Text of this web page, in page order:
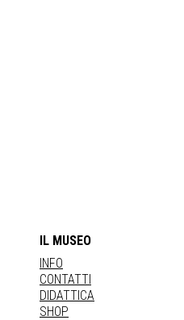
IL MUSEO
INFO
CONTATTI
DIDATTICA
SHOP